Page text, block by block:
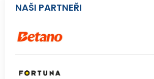
NAŠI PARTNEŘI